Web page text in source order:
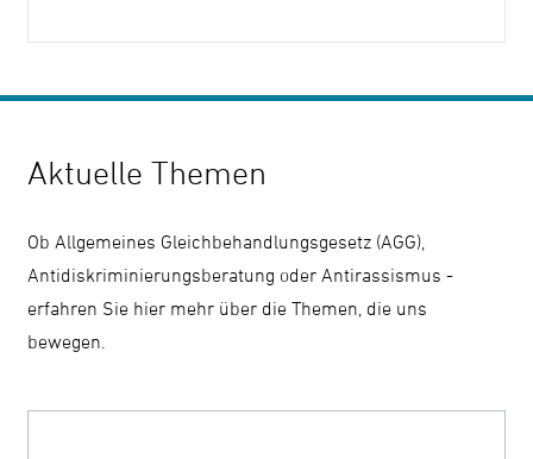
Aktuelle Themen
Ob Allgemeines Gleichbehandlungsgesetz (AGG),
Antidiskriminierungsberatung oder Antirassismus -
erfahren Sie hier mehr über die Themen, die uns
bewegen.